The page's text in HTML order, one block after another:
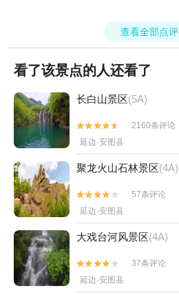
查看全部点评
看了该景点的人还看了
长白山景区(5A)


2160条评论
延边·安图县
聚龙火山石林景区(4A)


57条评论
延边·安图县
大戏台河风景区(4A)


37条评论
延边·安图县